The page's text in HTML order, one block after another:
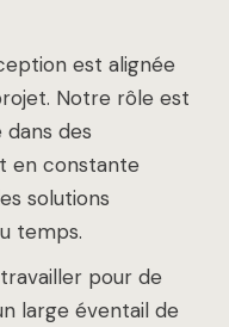
est alignée
Notre rôle est
des
en constante
solutions
temps.
pour de
large éventail de